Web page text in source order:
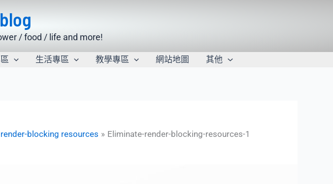
/ food / life and more!
生活專區 教學專區 網站地圖 其他
blocking resources Eliminate-render-blocking-resources-1